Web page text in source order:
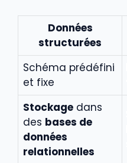
Données
structurées
Schéma prédéfini
et fixe
Stockage dans
des bases de
données
relationnelles